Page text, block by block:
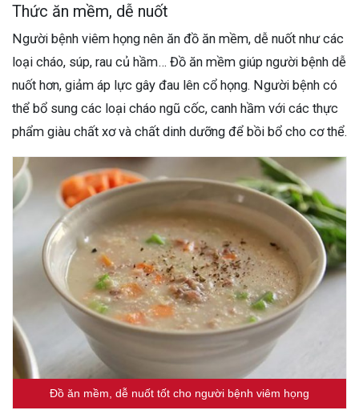
Thức ăn mềm, dễ nuốt
Người bệnh viêm họng nên ăn đồ ăn mềm, dễ nuốt như các
loại cháo, súp, rau củ hầm… Đồ ăn mềm giúp người bệnh dễ
nuốt hơn, giảm áp lực gây đau lên cổ họng. Người bệnh có
thể bổ sung các loại cháo ngũ cốc, canh hầm với các thực
phẩm giàu chất xơ và chất dinh dưỡng để bồi bổ cho cơ thể.
Đồ ăn mềm, dễ nuốt tốt cho người bệnh viêm họng